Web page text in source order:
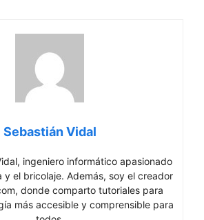
Sebastián Vidal
ingeniero informático apasionado
y el bricolaje. Además, soy el creador
donde comparto tutoriales para
más accesible y comprensible para